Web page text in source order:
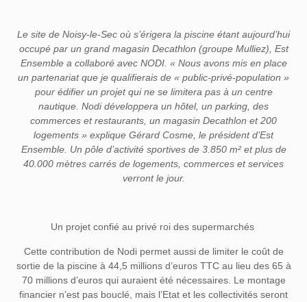
Le site de Noisy-le-Sec où s’érigera la piscine étant aujourd’hui
occupé par un grand magasin Decathlon (groupe Mulliez), Est
Ensemble a collaboré avec NODI. « Nous avons mis en place
un partenariat que je qualifierais de « public-privé-population »
pour édifier un projet qui ne se limitera pas à un centre
nautique. Nodi développera un hôtel, un parking, des
commerces et restaurants, un magasin Decathlon et 200
logements » explique Gérard Cosme, le président d’Est
Ensemble. Un pôle d’activité sportives de 3.850 m² et plus de
40.000 mètres carrés de logements, commerces et services
verront le jour.
Un projet confié au privé roi des supermarchés
Cette contribution de Nodi permet aussi de limiter le coût de
sortie de la piscine à 44,5 millions d’euros TTC au lieu des 65 à
70 millions d’euros qui auraient été nécessaires. Le montage
financier n’est pas bouclé, mais l’Etat et les collectivités seront